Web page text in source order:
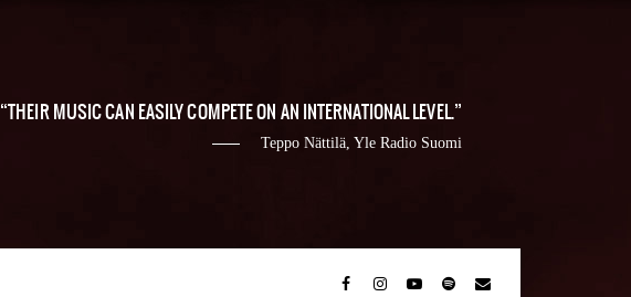
THEIR MUSIC CAN EASILY COMPETE ON AN INTERNATIONAL LEVEL.
Teppo Nättilä, Yle Radio Suomi